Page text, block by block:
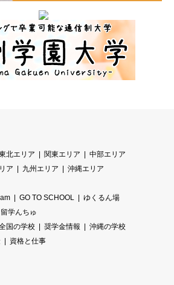
北エリア 関東エリア
中部エリア
ア 九州エリア
沖縄エリア
GO TO SCHOOL
ゆくるん場
留学んちゅ
国の学校 奨学金情報
沖縄の学校
資格と仕事